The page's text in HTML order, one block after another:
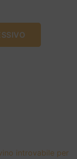
introvabile per